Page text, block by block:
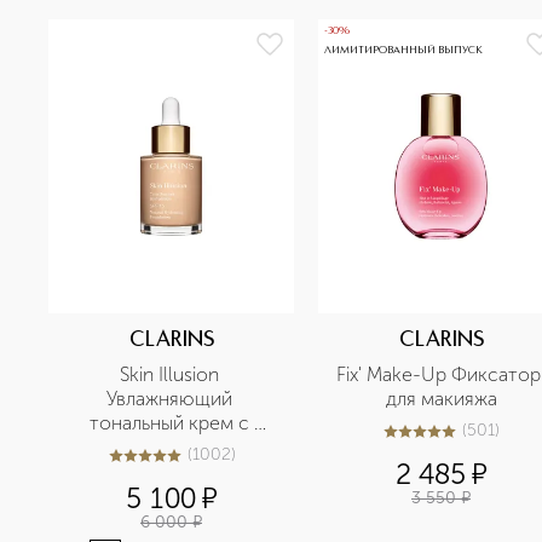
CLARINS
Skin Illusion
Увлажняющий
тональный крем с
легким покрытием
5из 51002 (1002)
5 100¤
6 000 ¤
-30%
ЛИМИТИРОВАННЫЙ ВЫПУСК
CLARINS
Fix' Make-Up Фиксатор
для макияжа
5из 5501 (501)
2 485 ¤
3 550 ¤